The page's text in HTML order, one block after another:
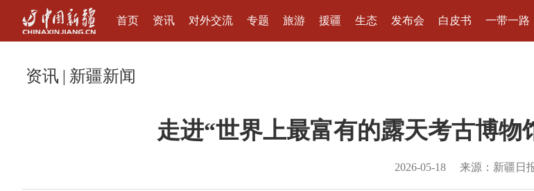
首页 资讯 对外交流 专题 旅游 援疆 生态 发布会 白皮书 一带一路
资讯 | 新疆新闻
走进“世界上最富有的露天考古博
2026-05-18 来源：新疆日